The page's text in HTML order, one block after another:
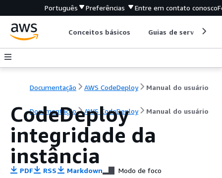
Português Preferências Entre em contato conosco
Conceitos básicos Guias de serviço
Documentação AWS CodeDeploy Manual do usuário
Documentação AWS CodeDeploy Manual do usuário
CodeDeploy
integridade da
instância
PDF RSS Markdown Modo de foco